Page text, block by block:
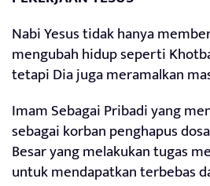
Nabi Yesus tidak hanya
mengubah hidup seperti
tetapi Dia juga meramalkan
Imam Sebagai Pribadi yang
sebagai korban penghapus
Besar yang melakukan tugas
untuk mendapatkan terbebas